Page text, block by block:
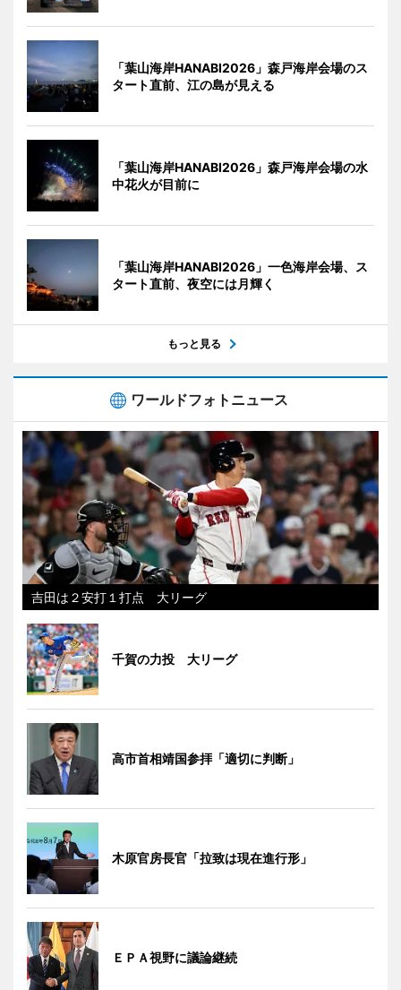
「葉山海岸HANABI2026」森戸海岸会場のス
タート直前、江の島が見える
「葉山海岸HANABI2026」森戸海岸会場の水
中花火が目前に
「葉山海岸HANABI2026」一色海岸会場、ス
タート直前、夜空には月輝く
もっと見る
ワールドフォトニュース
吉田は２安打１打点 大リーグ
千賀の力投 大リーグ
高市首相靖国参拝「適切に判断」
木原官房長官「拉致は現在進行形」
ＥＰＡ視野に議論継続